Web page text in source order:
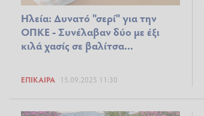
Ηλεία: Δυνατό "σερί" για την
ΟΠΚΕ - Συνέλαβαν δύο με έξι
κιλά χασίς σε βαλίτσα...
ΕΠΊΚΑΙΡΑ 15.09.2025 11:30